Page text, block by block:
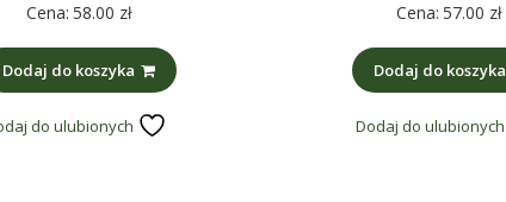
Cena: 58.00 zł
Dodaj do koszyka
do ulubionych
Cena: 57.00 zł
Dodaj do koszyka
Dodaj do ulubionych